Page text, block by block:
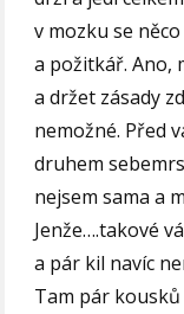
v mozku se
a požitkář. Ano,
a držet zásady
nemožné. Před
druhem
nejsem sama a
Jenže….takové
a pár kil navíc
Tam pár